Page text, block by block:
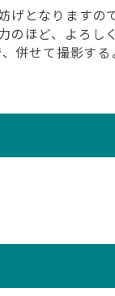
げとなりますの
ほど、よろし
併せて撮影する